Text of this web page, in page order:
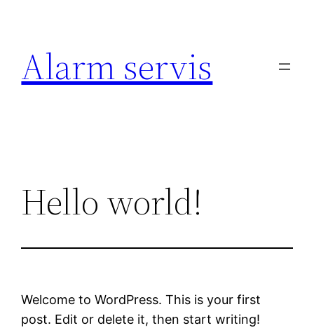
obsah
Alarm servis
Hello world!
Welcome to WordPress. This is your first
post. Edit or delete it, then start writing!